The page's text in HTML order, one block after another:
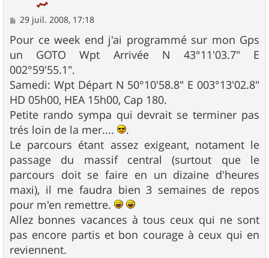
M
s
s
a
g
e
29 juil. 2008, 17:18
Pour ce week end j'ai programmé sur mon Gps
un GOTO Wpt Arrivée N 43°11'03.7" E
002°59'55.1".
Samedi: Wpt Départ N 50°10'58.8" E 003°13'02.8"
HD 05h00, HEA 15h00, Cap 180.
Petite rando sympa qui devrait se terminer pas
trés loin de la mer....
.
Le parcours étant assez exigeant, notament le
passage du massif central (surtout que le
parcours doit se faire en un dizaine d'heures
maxi), il me faudra bien 3 semaines de repos
pour m'en remettre.
Allez bonnes vacances à tous ceux qui ne sont
pas encore partis et bon courage à ceux qui en
reviennent.